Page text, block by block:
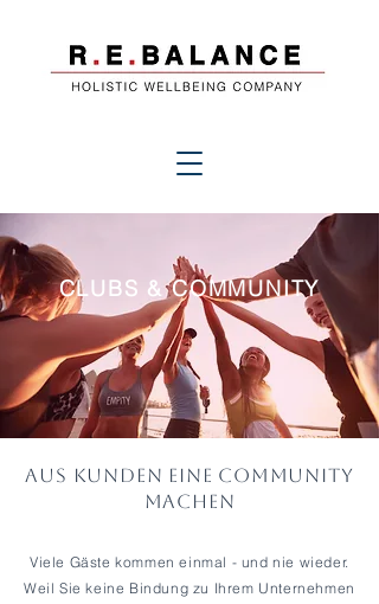
CLUBS & COMMUNITY
Aus Kunden eine Community
machen
Viele Gäste kommen einmal - und nie wieder.
Weil Sie keine Bindung zu Ihrem Unternehmen